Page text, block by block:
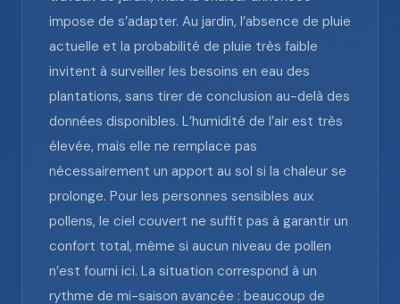
impose de s’adapter. Au jardin, l’absence de pluie
actuelle et la probabilité de pluie très faible
invitent à surveiller les besoins en eau des
plantations, sans tirer de conclusion au-delà des
données disponibles. L’humidité de l’air est très
élevée, mais elle ne remplace pas
nécessairement un apport au sol si la chaleur se
prolonge. Pour les personnes sensibles aux
pollens, le ciel couvert ne suffit pas à garantir un
confort total, même si aucun niveau de pollen
n’est fourni ici. La situation correspond à un
rythme de mi-saison avancée : beaucoup de